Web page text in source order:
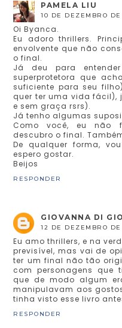
PAMELA LIU
10 DE DEZEMBRO
Oi Byanca.
Eu adoro thrillers.
envolvente que não
o final.
Já deu para
superprotetora que
suficiente para seu
quer ter uma vida fácil),
e sem graça rsrs).
Já tenho algumas
Como você, eu não
descubro o final.
De qualquer forma,
espero gostar.
Beijos
RESPONDER
GIOVANNA DI
12 DE DEZEMBRO
Eu amo thrillers, e na
previsível, mas vai de
ter um final não tão
com personagens que
que de modo algum
manipulavam aos
tinha visto esse livro
RESPONDER